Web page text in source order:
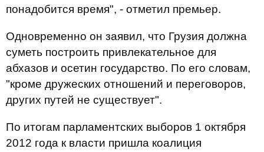
понадобится время", - отметил премьер.
Одновременно он заявил, что Грузия должна
суметь построить привлекательное для
абхазов и осетин государство. По его словам,
"кроме дружеских отношений и переговоров,
других путей не существует".
По итогам парламентских выборов 1 октября
2012 года к власти пришла коалиция